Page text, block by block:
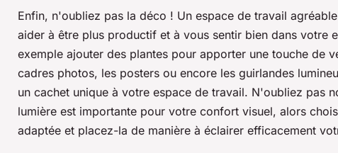
Enfin, n'oubliez pas la déco ! Un espace de travail
aider à être plus productif et à vous sentir bien dans votre
exemple ajouter des plantes pour apporter une touche de
cadres photos, les posters ou encore les guirlandes
un cachet unique à votre espace de travail. N'oubliez pas
lumière est importante pour votre confort visuel, alors
adaptée et placez-la de manière à éclairer efficacement